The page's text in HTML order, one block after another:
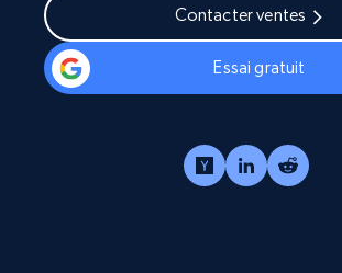
Contacter ventes
Essai gratuit